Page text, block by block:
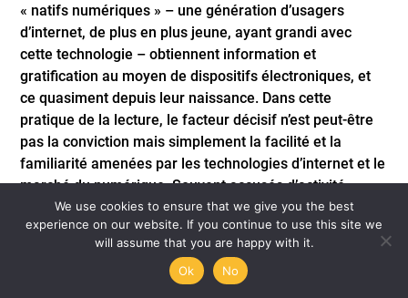
We use cookies to ensure that we give you the best
experience on our website. If you continue to use this site we
will assume that you are happy with it.
Ok
No
« natifs numériques » – une génération d’usagers
d’internet, de plus en plus jeune, ayant grandi avec
cette technologie – obtiennent information et
gratification au moyen de dispositifs électroniques, et
ce quasiment depuis leur naissance. Dans cette
pratique de la lecture, le facteur décisif n’est peut-être
pas la conviction mais simplement la facilité et la
familiarité amenées par les technologies d’internet et le
marché du numérique. Souvent accusés d’activité
extracurriculaire sans intérêt et de gouffre non-
éducatif, ces moyens électroniques constituent
pourtant la première source d’information pour la
jeunesse chinoise du monde entier. Que cette pratique